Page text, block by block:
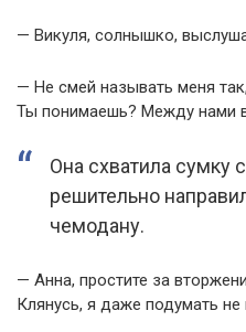
— Викуля, солнышко,
— Не смей называть меня
Ты понимаешь? Между нами
Она схватила сумку
решительно
чемодану.
— Анна, простите за
Клянусь, я даже подумать не